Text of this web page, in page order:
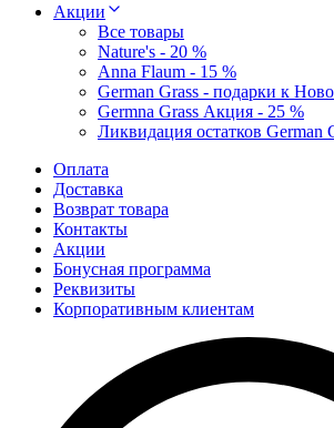
Акции
Все товары
Nature's - 20 %
Anna Flaum - 15 %
German Grass - подарки к
Germna Grass Акция - 25 %
Ликвидация остатков German
Оплата
Доставка
Возврат товара
Контакты
Акции
Бонусная программа
Реквизиты
Корпоративным клиентам